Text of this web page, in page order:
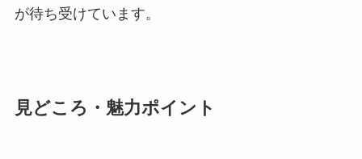
が待ち受けています。
見どころ・魅力ポイント